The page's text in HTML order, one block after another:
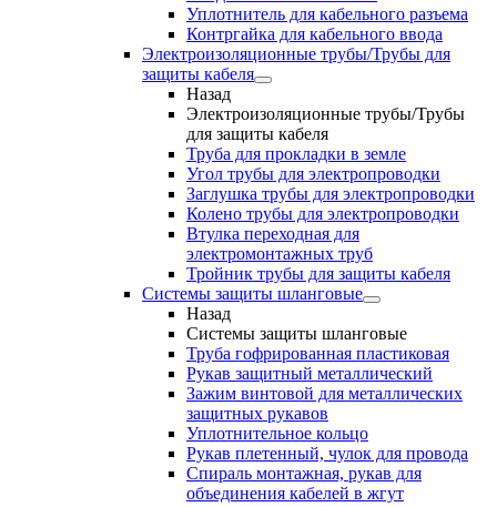
Уплотнитель для кабельного разъема
Контргайка для кабельного ввода
Электроизоляционные трубы/Трубы для
защиты кабеля
Назад
Электроизоляционные трубы/Трубы
для защиты кабеля
Труба для прокладки в земле
Угол трубы для электропроводки
Заглушка трубы для электропроводки
Колено трубы для электропроводки
Втулка переходная для
электромонтажных труб
Тройник трубы для защиты кабеля
Системы защиты шланговые
Назад
Системы защиты шланговые
Труба гофрированная пластиковая
Рукав защитный металлический
Зажим винтовой для металлических
защитных рукавов
Уплотнительное кольцо
Рукав плетенный, чулок для провода
Спираль монтажная, рукав для
объединения кабелей в жгут